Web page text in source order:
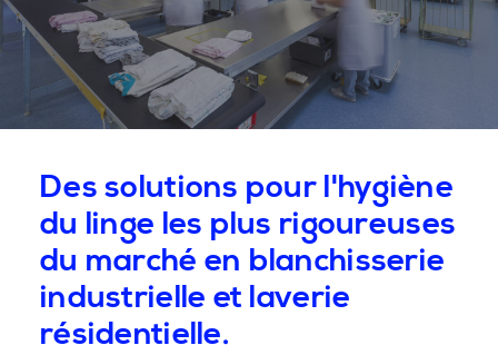
Des solutions pour l'hygiène
du linge les plus rigoureuses
du marché en blanchisserie
industrielle et laverie
résidentielle.